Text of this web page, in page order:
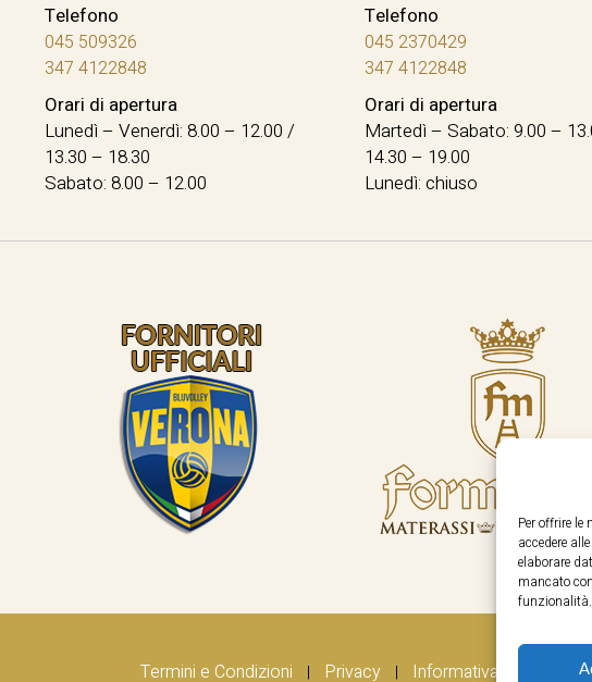
Per offrire
accedere
elaborare
mancato
funzionalità.
Telefono
045 509326
347 4122848
Orari di apertura
Lunedì – Venerdì: 8.00 – 12.00 /
13.30 – 18.30
Sabato: 8.00 – 12.00
Telefono
045 2370429
347 4122848
Orari di apertura
Martedì – Sabato: 9.00 –
14.30 – 19.00
Lunedì: chiuso
Termini e Condizioni | Privacy | Informativa Cookie